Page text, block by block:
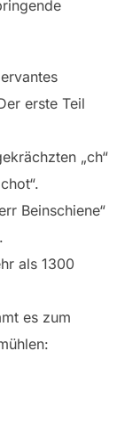
erste Teil
„ch“
Beinschiene“
als 1300
es zum